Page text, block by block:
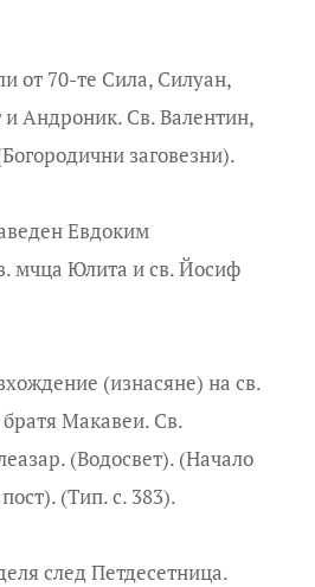
от 70-те Сила, Силуан,
и Андроник. Св. Валентин,
заговезни).
Евдоким
мчца Юлита и св. Йосиф
(изнасяне) на св.
Макавеи. Св.
(Водосвет). (Начало
(Тип. с. 383).
след Петдесетница.